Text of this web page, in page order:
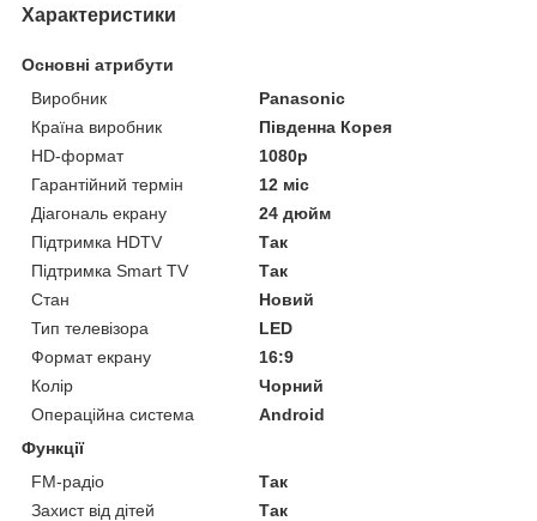
Характеристики
Основні атрибути
Виробник
Panasonic
Країна виробник
Південна Корея
HD-формат
1080р
Гарантійний термін
12 міс
Діагональ екрану
24 дюйм
Підтримка HDTV
Так
Підтримка Smart TV
Так
Стан
Новий
Тип телевізора
LED
Формат екрану
16:9
Колір
Чорний
Операційна система
Android
Функції
FM-радіо
Так
Захист від дітей
Так